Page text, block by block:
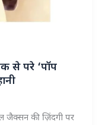
से परे ‘पॉप
जैक्सन की ज़िंदगी पर